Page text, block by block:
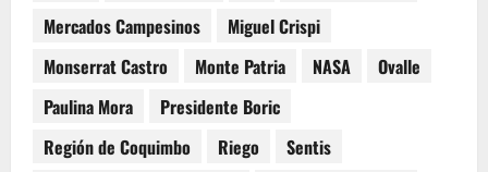
Mercados Campesinos
Miguel Crispi
Monserrat Castro
Monte Patria NASA
Ovalle
Paulina Mora
Presidente Boric
Región de Coquimbo
Riego
Sentis